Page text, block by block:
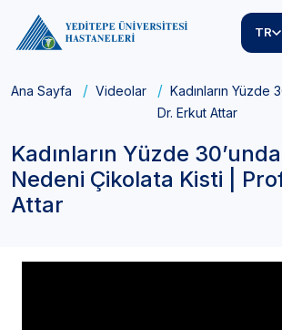
TR
Ana Sayfa Videolar
Kadınların Yüzde
Dr. Erkut Attar
Kadınların Yüzde 30’unda
Nedeni Çikolata Kisti |
Attar